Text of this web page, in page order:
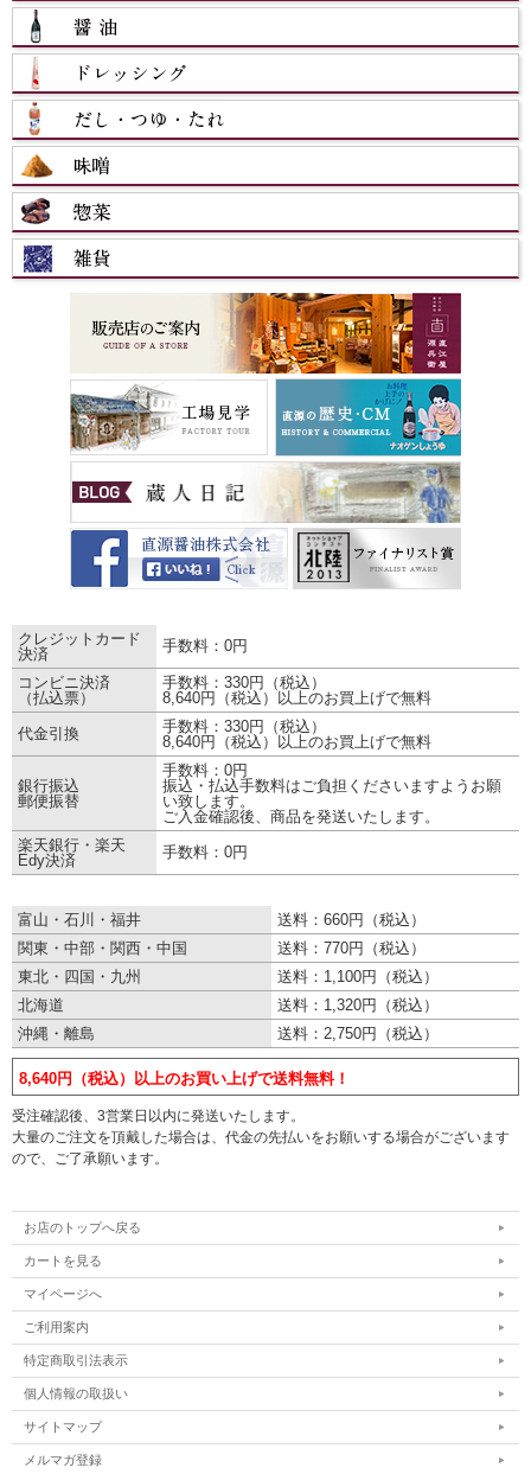
クレジットカード
決済
手数料：0円
コンビニ決済
（払込票）
手数料：330円（税込）
8,640円（税込）以上のお買上げで無料
代金引換
手数料：330円（税込）
8,640円（税込）以上のお買上げで無料
銀行振込
郵便振替
手数料：0円
振込・払込手数料はご負担くださいますようお願
い致します。
ご入金確認後、商品を発送いたします。
楽天銀行・楽天
Edy決済
手数料：0円
富山・石川・福井
送料：660円（税込）
関東・中部・関西・中国
送料：770円（税込）
東北・四国・九州
送料：1,100円（税込）
北海道
送料：1,320円（税込）
沖縄・離島
送料：2,750円（税込）
8,640円（税込）以上のお買い上げで送料無料！
受注確認後、3営業日以内に発送いたします。
大量のご注文を頂戴した場合は、代金の先払いをお願いする場合がございます
ので、ご了承願います。
お店のトップへ戻る
カートを見る
マイページへ
ご利用案内
特定商取引法表示
個人情報の取扱い
サイトマップ
メルマガ登録